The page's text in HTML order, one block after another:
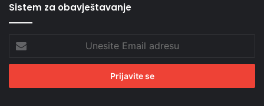
Sistem za obavještavanje
Email
adresu